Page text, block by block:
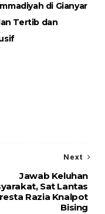
di Gianyar
Tertib dan
Next
Jawab Keluhan
Sat Lantas
Razia Knalpot
Bising